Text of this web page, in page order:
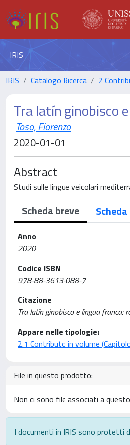
IRIS
IRIS Catalogo Ricerca 2
Tra latín ginobisco
Toso, Fiorenzo
2020-01-01
Abstract
Studi sulle lingue veicolari
Scheda breve
Anno
2020
Codice ISBN
978-88-3613-088-7
Citazione
Tra latín ginobisco e lingua
Appare nelle tipologie:
2.1 Contributo in volume
File in questo prodotto:
Non ci sono file associati a
I documenti in IRIS sono protetti